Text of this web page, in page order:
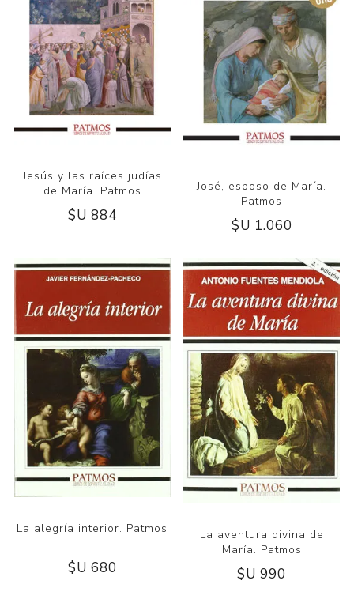
Jesús y las raíces judías
de María. Patmos
$U 884
José, esposo de María.
Patmos
$U 1.060
La alegría interior. Patmos
$U 680
La aventura divina de
María. Patmos
$U 990